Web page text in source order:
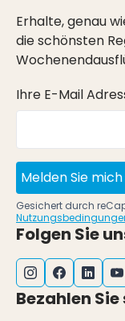
Erhalte, genau
die schönsten
Ihre E-Mail
Melden Sie
Gesichert durch
Folgen Sie
Bezahlen